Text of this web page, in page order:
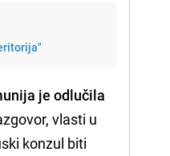
je odlučila
vlasti u
konzul biti